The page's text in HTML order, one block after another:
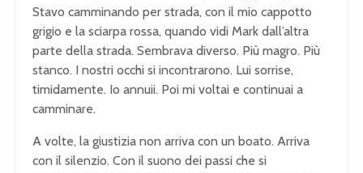
Stavo camminando per strada, con il mio cappotto
grigio e la sciarpa rossa, quando vidi Mark dall’altra
parte della strada. Sembrava diverso. Più magro. Più
stanco. I nostri occhi si incontrarono. Lui sorrise,
timidamente. Io annuii. Poi mi voltai e continuai a
camminare.
A volte, la giustizia non arriva con un boato. Arriva
con il silenzio. Con il suono dei passi che si